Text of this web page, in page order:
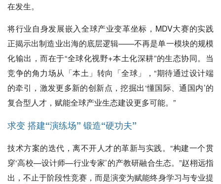
在发生。
将行业自身发展嵌入全球产业变革坐标，MDV大赛的实践
正揭示出制造业出海的底层逻辑——不再是单一模块的规模
化输出，而在于“全球化视野+本土化深耕”的生态协同。当
竞争的角力场从「本土」转向「全球」，“期待通过设计端
的牵引，激发更多新的创新点，挖掘出‘懂国际、通国内’的
复合型人才，赋能全球产业生态建设更多可能。”
求变搭建“演练场” 锻造“硬功夫”
技术方案的迭代，离不开人才的革新与实践。“构建一个贯
穿‘高校—设计师—行业专家’的产教研融合生态。”赵栩远指
出，不止于阶段性竞赛，而是演变为赋能终身学习与专业提